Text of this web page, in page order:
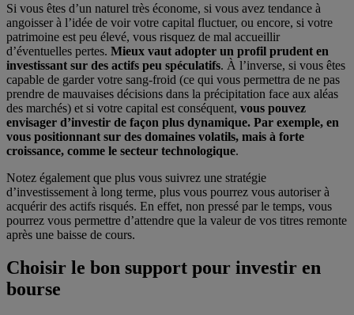
Si vous êtes d’un naturel très économe, si vous avez tendance à
angoisser à l’idée de voir votre capital fluctuer, ou encore, si votre
patrimoine est peu élevé, vous risquez de mal accueillir
d’éventuelles pertes. Mieux vaut adopter un profil prudent en
investissant sur des actifs peu spéculatifs. À l’inverse, si vous êtes
capable de garder votre sang-froid (ce qui vous permettra de ne pas
prendre de mauvaises décisions dans la précipitation face aux aléas
des marchés) et si votre capital est conséquent, vous pouvez
envisager d’investir de façon plus dynamique. Par exemple, en
vous positionnant sur des domaines volatils, mais à forte
croissance, comme le secteur technologique.
Notez également que plus vous suivrez une stratégie
d’investissement à long terme, plus vous pourrez vous autoriser à
acquérir des actifs risqués. En effet, non pressé par le temps, vous
pourrez vous permettre d’attendre que la valeur de vos titres remonte
après une baisse de cours.
Choisir le bon support pour investir en
bourse